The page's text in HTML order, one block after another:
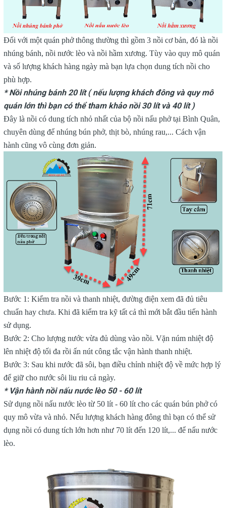
Đối với một quán phở thông thường thì gồm 3 nồi cơ bản, đó là nồi
nhúng bánh, nồi nước lèo và nồi hầm xương. Tùy vào quy mô quán
và số lượng khách hàng ngày mà bạn lựa chọn dung tích nồi cho
phù hợp.
* Nồi nhúng bánh 20 lít ( nếu lượng khách đông và quy mô
quán lớn thì bạn có thể tham khảo nồi 30 lít và 40 lít )
Đây là nồi có dung tích nhỏ nhất của bộ nồi nấu phở tại Bình Quân,
chuyên dùng để nhúng bún phở, thịt bò, nhúng rau,... Cách vận
hành cũng vô cùng đơn giản.
Bước 1: Kiểm tra nồi và thanh nhiệt, đường điện xem đã đủ tiêu
chuẩn hay chưa. Khi đã kiểm tra kỹ tất cả thì mới bắt đầu tiến hành
sử dụng.
Bước 2: Cho lượng nước vừa đủ dùng vào nồi. Vặn núm nhiệt độ
lên nhiệt độ tối đa rồi ấn nút công tắc vận hành thanh nhiệt.
Bước 3: Sau khi nước đã sôi, bạn điều chỉnh nhiệt độ về mức hợp lý
để giữ cho nước sôi liu riu cả ngày.
* Vận hành nồi nấu nước lèo 50 - 60 lít
Sử dụng nồi nấu nước lèo từ 50 lít - 60 lít cho các quán bún phở có
quy mô vừa và nhỏ. Nếu lượng khách hàng đông thì bạn có thể sử
dụng nồi có dung tích lớn hơn như 70 lít đến 120 lít,... để nấu nước
lèo.